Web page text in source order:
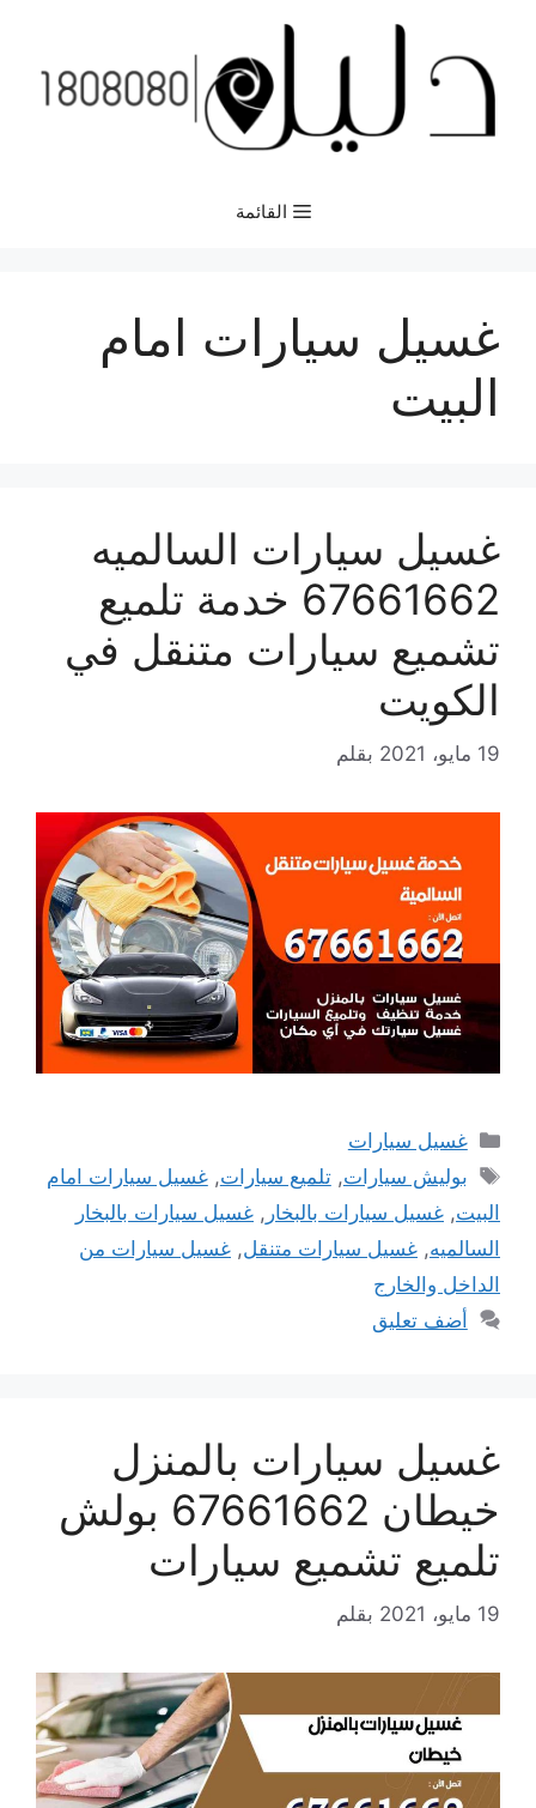
المحتوى
القائمة
غسيل سيارات امام
البيت
غسيل سيارات السالميه
67661662 خدمة تلميع
تشميع سيارات متنقل في
الكويت
19 مايو، 2021 بقلم
التصنيفات
غسيل سيارات
الوسوم
بوليش سيارات,تلميع سيارات,غسيل سيارات امام
البيت, غسيل سيارات بالبخار , غسيل سيارات بالبخار
السالميه, غسيل سيارات متنقل, غسيل سيارات من
الداخل والخارج
أضف تعليق
غسيل سيارات بالمنزل
خيطان 67661662 بولش
تلميع تشميع سيارات
19 مايو، 2021 بقلم